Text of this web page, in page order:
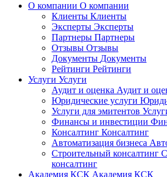
О компании О компании
Клиенты Клиенты
Эксперты Эксперты
Партнеры Партнеры
Отзывы Отзывы
Документы Документы
Рейтинги Рейтинги
Услуги Услуги
Аудит и оценка Аудит и
Юридические услуги
Услуги для эмитентов
Финансы и инвестиции
Консалтинг Консалтинг
Автоматизация бизнеса
Строительный консалтинг
консалтинг
Академия КСК Академия КСК